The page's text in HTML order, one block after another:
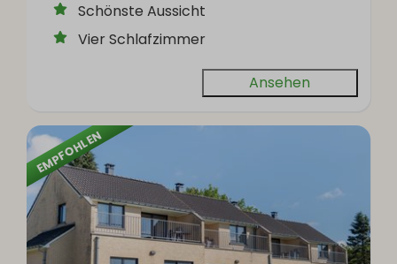
Schönste Aussicht
Vier Schlafzimmer
Ansehen
EMPFOHLEN